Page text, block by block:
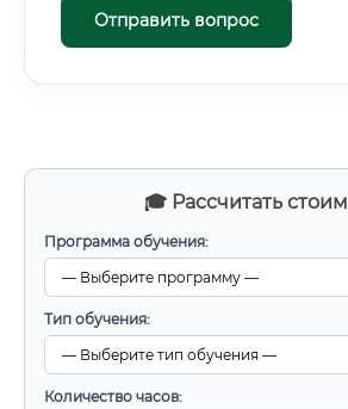
🎓 Рассчитать
Программа обучения:
Тип обучения:
Количество часов:
Отправить вопрос